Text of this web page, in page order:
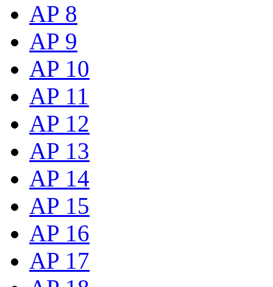
AP 8
AP 9
AP 10
AP 11
AP 12
AP 13
AP 14
AP 15
AP 16
AP 17